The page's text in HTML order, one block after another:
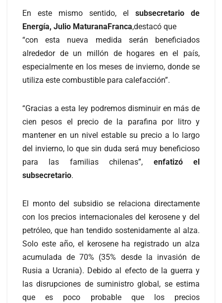
En este mismo sentido, el subsecretario de
Energía, Julio MaturanaFranca,destacó que
“con esta nueva medida serán beneficiados
alrededor de un millón de hogares en el país,
especialmente en los meses de invierno, donde se
utiliza este combustible para calefacción”.
“Gracias a esta ley podremos disminuir en más de
cien pesos el precio de la parafina por litro y
mantener en un nivel estable su precio a lo largo
del invierno, lo que sin duda será muy beneficioso
para las familias chilenas”, enfatizó el
subsecretario.
El monto del subsidio se relaciona directamente
con los precios internacionales del kerosene y del
petróleo, que han tendido sostenidamente al alza.
Solo este año, el kerosene ha registrado un alza
acumulada de 70% (35% desde la invasión de
Rusia a Ucrania). Debido al efecto de la guerra y
las disrupciones de suministro global, se estima
que es poco probable que los precios